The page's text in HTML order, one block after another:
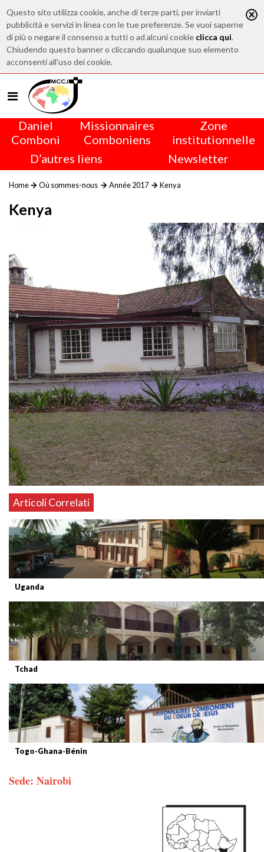
Questo sito utilizza cookie, anche di terze parti, per inviarti
pubblicità e servizi in linea con le tue preferenze. Se vuoi saperne
di più o negare il consenso a tutti o ad alcuni cookie clicca qui.
Chiudendo questo banner o cliccando qualunque suo elemento
acconsenti all'uso dei cookie.
Daniel
Comboni
Missionnaires
Comboniens
Zone
institutionnelle
D’autres liens
Newsletter
Home Où sommes-nous Année 2017 Kenya
Kenya
Articoli Correlati
Uganda
Tchad
Togo-Ghana-Bénin
Sede: Nairobi